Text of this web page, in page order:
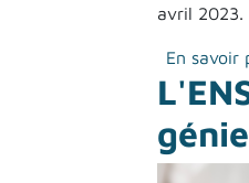
avril 2023.
En savoir